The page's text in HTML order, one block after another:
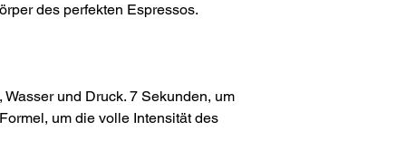
des perfekten Espressos.
und Druck. 7 Sekunden, um
um die volle Intensität des